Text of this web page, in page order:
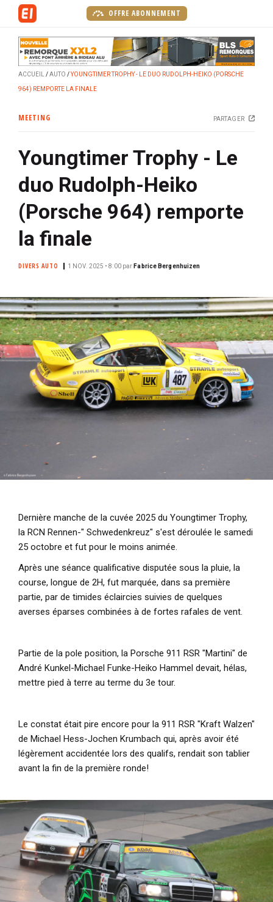
p
a
l
OFFRE ABONNEMENT
ACCUEIL AUTO YOUNGTIMER TROPHY - LE DUO RUDOLPH-HEIKO (PORSCHE
964) REMPORTE LA FINALE
MEETING PARTAGER
Youngtimer Trophy - Le
duo Rudolph-Heiko
(Porsche 964) remporte
la finale
DIVERS AUTO 1 NOV. 2025 • 8:00 par Fabrice Bergenhuizen
Dernière manche de la cuvée 2025 du Youngtimer Trophy,
la RCN Rennen-" Schwedenkreuz" s'est déroulée le samedi
25 octobre et fut pour le moins animée.
Après une séance qualificative disputée sous la pluie, la
course, longue de 2H, fut marquée, dans sa première
partie, par de timides éclaircies suivies de quelques
averses éparses combinées à de fortes rafales de vent.
Partie de la pole position, la Porsche 911 RSR "Martini" de
André Kunkel-Michael Funke-Heiko Hammel devait, hélas,
mettre pied à terre au terme du 3e tour.
Le constat était pire encore pour la 911 RSR "Kraft Walzen"
de Michael Hess-Jochen Krumbach qui, après avoir été
légèrement accidentée lors des qualifs, rendait son tablier
avant la fin de la première ronde!